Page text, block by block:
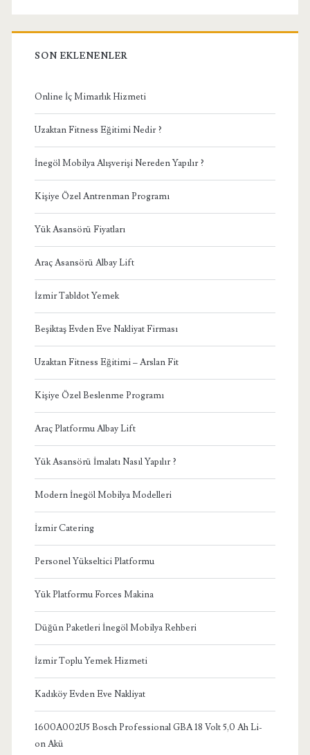
SON EKLENENLER
Online İç Mimarlık Hizmeti
Uzaktan Fitness Eğitimi Nedir ?
İnegöl Mobilya Alışverişi Nereden Yapılır ?
Kişiye Özel Antrenman Programı
Yük Asansörü Fiyatları
Araç Asansörü Albay Lift
İzmir Tabldot Yemek
Beşiktaş Evden Eve Nakliyat Firması
Uzaktan Fitness Eğitimi – Arslan Fit
Kişiye Özel Beslenme Programı
Araç Platformu Albay Lift
Yük Asansörü İmalatı Nasıl Yapılır ?
Modern İnegöl Mobilya Modelleri
İzmir Catering
Personel Yükseltici Platformu
Yük Platformu Forces Makina
Düğün Paketleri İnegöl Mobilya Rehberi
İzmir Toplu Yemek Hizmeti
Kadıköy Evden Eve Nakliyat
1600A002U5 Bosch Professional GBA 18 Volt 5,0 Ah Li-
on Akü